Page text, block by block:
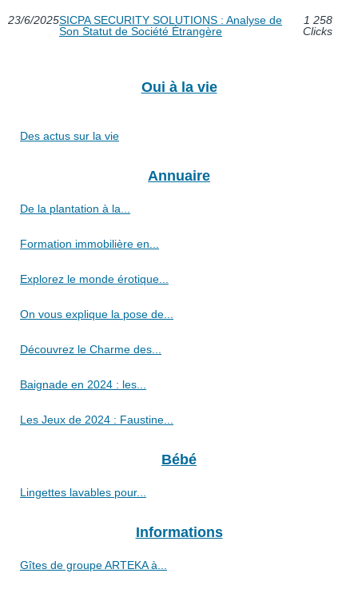
23/6/2025SICPA SECURITY SOLUTIONS : Analyse de
Son Statut de Société Étrangère
1 258
Clicks
Oui à la vie
Des actus sur la vie
Annuaire
De la plantation à la...
Formation immobilière en...
Explorez le monde érotique...
On vous explique la pose de...
Découvrez le Charme des...
Baignade en 2024 : les...
Les Jeux de 2024 : Faustine...
Bébé
Lingettes lavables pour...
Informations
Gîtes de groupe ARTEKA à...